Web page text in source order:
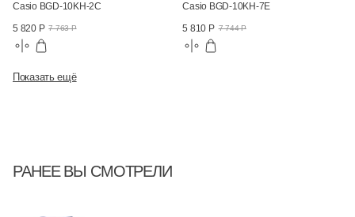
Casio BGD-10KH-2C
5 820 Р 7 763 Р
Casio BGD-10KH-7E
5 810 Р 7 744 Р
Показать ещё
РАНЕЕ ВЫ СМОТРЕЛИ